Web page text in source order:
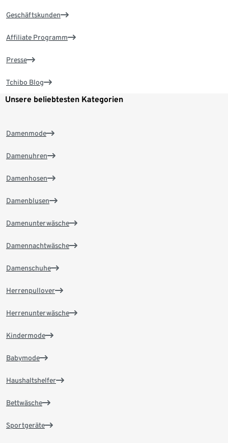
Geschäftskunden
Affiliate Programm
Presse
Tchibo Blog
Unsere beliebtesten Kategorien
Damenmode
Damenuhren
Damenhosen
Damenblusen
Damenunterwäsche
Damennachtwäsche
Damenschuhe
Herrenpullover
Herrenunterwäsche
Kindermode
Babymode
Haushaltshelfer
Bettwäsche
Sportgeräte